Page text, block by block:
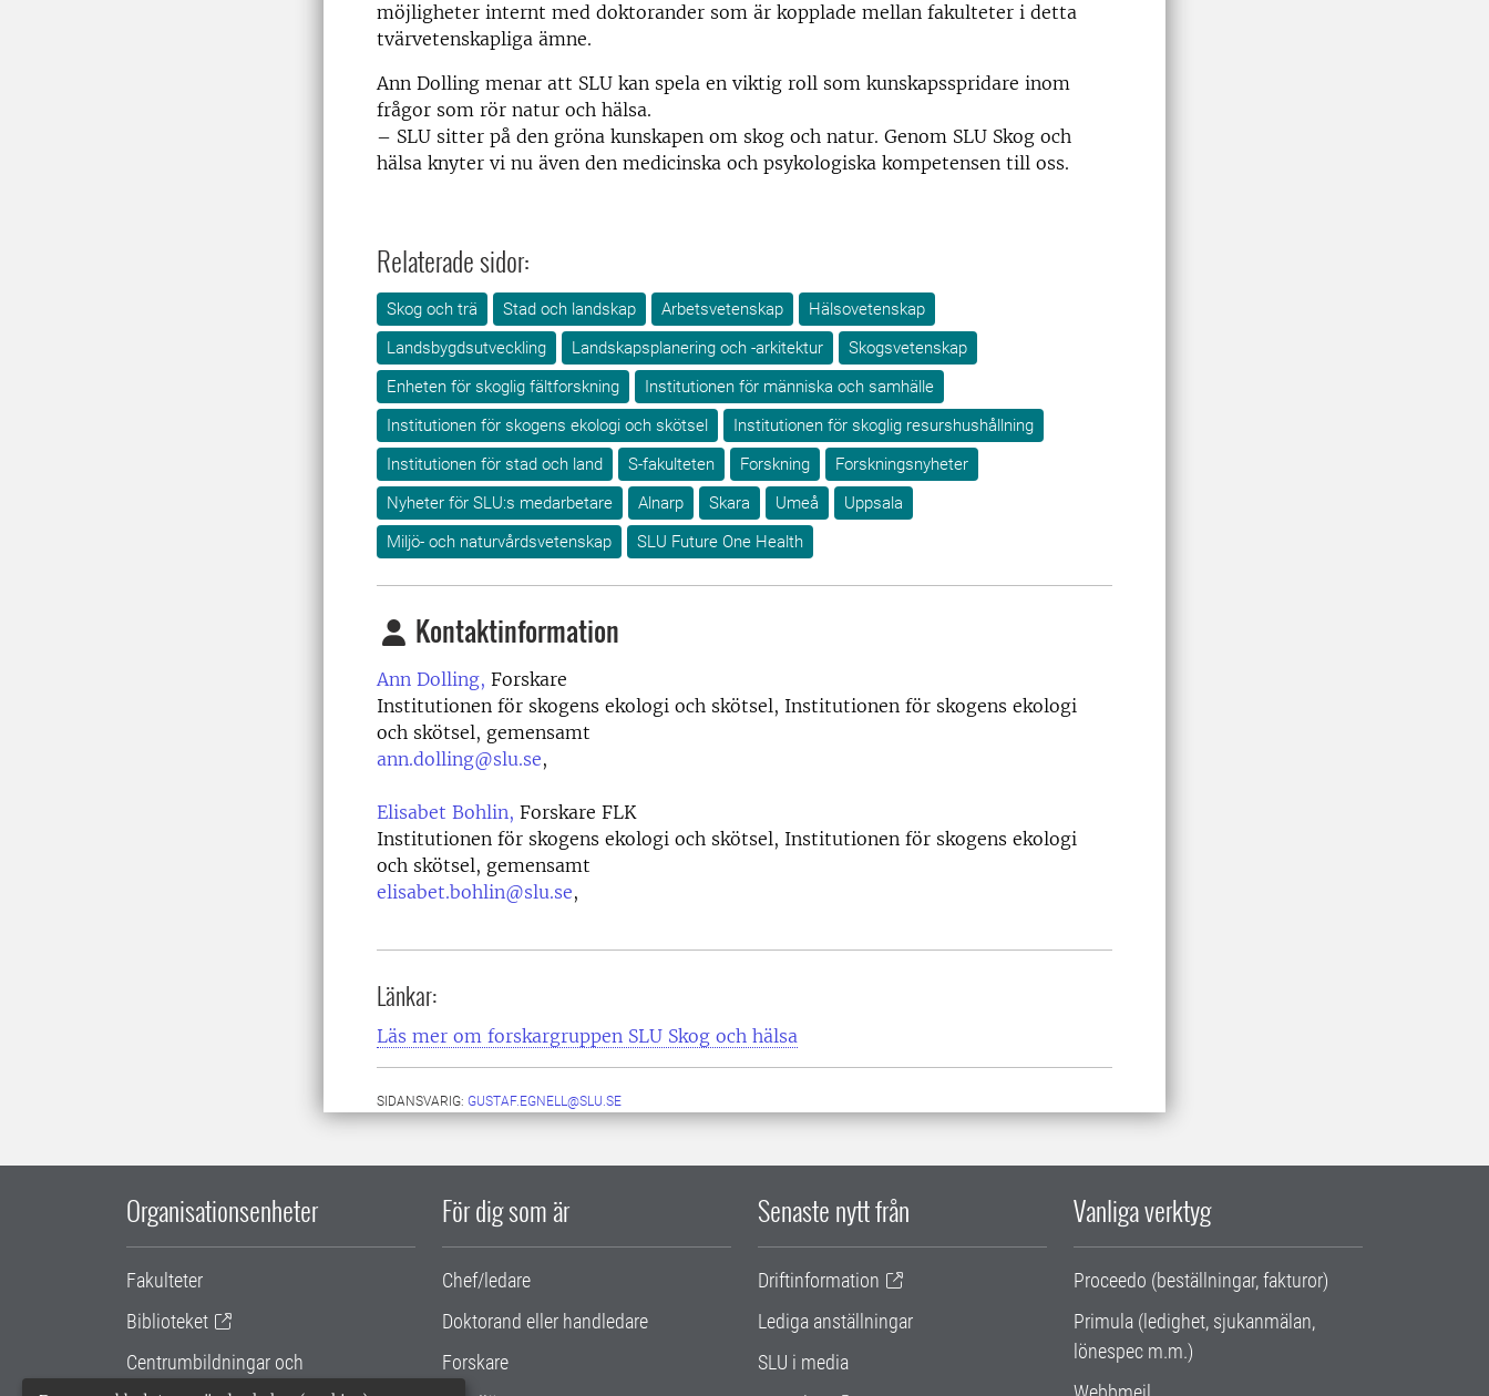
möjligheter internt med doktorander som är kopplade mellan fakulteter i detta
tvärvetenskapliga ämne.
Ann Dolling menar att SLU kan spela en viktig roll som kunskapsspridare inom
frågor som rör natur och hälsa.
– SLU sitter på den gröna kunskapen om skog och natur. Genom SLU Skog och
hälsa knyter vi nu även den medicinska och psykologiska kompetensen till oss.
Relaterade sidor:
Skog och trä Stad och landskap Arbetsvetenskap
Hälsovetenskap
Landsbygdsutveckling
Landskapsplanering och -arkitektur
Skogsvetenskap
Enheten för skoglig fältforskning
Institutionen för människa och samhälle
Institutionen för skogens ekologi och skötsel
Institutionen för skoglig resurshushållning
Institutionen för stad och land
S-fakulteten Forskning
Forskningsnyheter
Nyheter för SLU:s medarbetare
Alnarp Skara Umeå
Uppsala
Miljö- och naturvårdsvetenskap
SLU Future One Health
Kontaktinformation
Ann Dolling, Forskare
Institutionen för skogens ekologi och skötsel, Institutionen för skogens ekologi
och skötsel, gemensamt
ann.dolling@slu.se,
Elisabet Bohlin, Forskare FLK
Institutionen för skogens ekologi och skötsel, Institutionen för skogens ekologi
och skötsel, gemensamt
elisabet.bohlin@slu.se,
Länkar:
Läs mer om forskargruppen SLU Skog och hälsa
SIDANSVARIG: GUSTAF.EGNELL@SLU.SE
Organisationsenheter
Fakulteter
Biblioteket
Centrumbildningar och
För dig som är
Chef/ledare
Doktorand eller handledare
Forskare
Senaste nytt från
Driftinformation
Lediga anställningar
SLU i media
Vanliga verktyg
Proceedo (beställningar, fakturor)
Primula (ledighet, sjukanmälan,
lönespec m.m.)